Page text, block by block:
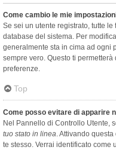
Come cambio le mie
Se sei un utente registrato, tutte
database del sistema. Per
generalmente sta in cima ad ogni
sempre vero. Questo ti
preferenze.
Top
Come posso evitare di apparire
Nel Pannello di Controllo Utente,
tuo stato in linea. Attivando
te stesso. Verrai identificato come